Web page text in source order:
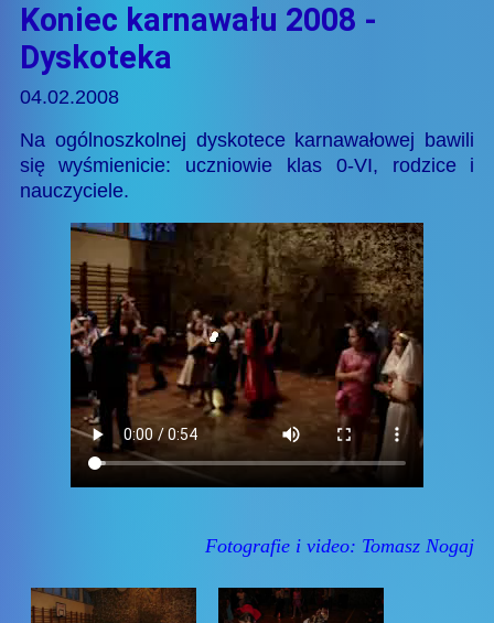
Koniec karnawału 2008 -
Dyskoteka
04.02.2008
Na ogólnoszkolnej dyskotece karnawałowej bawili
się wyśmienicie: uczniowie klas 0-VI, rodzice i
nauczyciele.
Fotografie i video: Tomasz Nogaj